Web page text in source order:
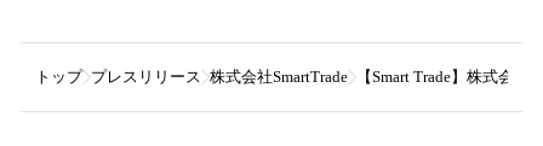
トップ プレスリリース 株式会社SmartTrade 【Smart Trade】株式会